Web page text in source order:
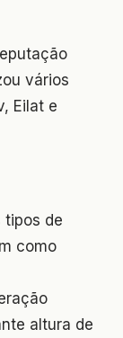
vários
Eilat e
tipos de
como
altura de